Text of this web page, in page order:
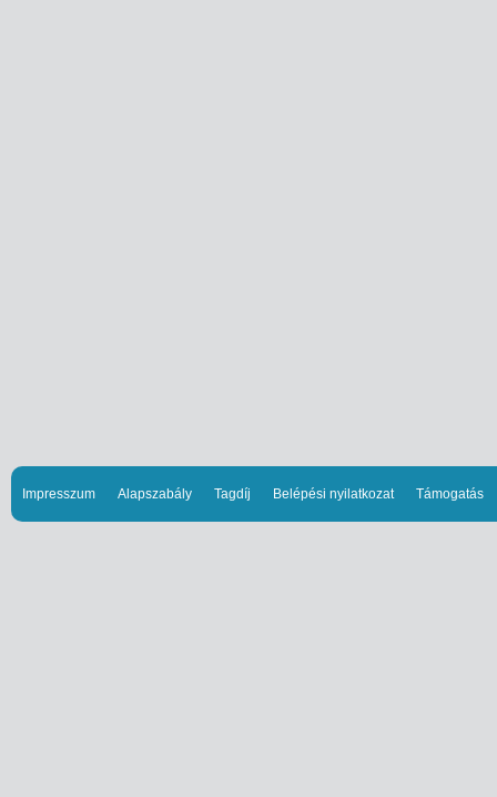
Impresszum Alapszabály Tagdíj Belépési nyilatkozat Támogatás